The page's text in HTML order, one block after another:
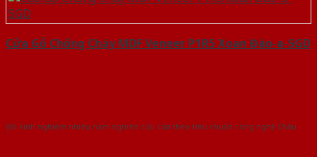
Cửa Gỗ Chống Cháy MDF Veneer P1R5 Xoan Đào-a-SGD
Với kinh nghiệm nhiêu năm nghiên cứu cửa theo tiêu chuẩn công nghệ Châu